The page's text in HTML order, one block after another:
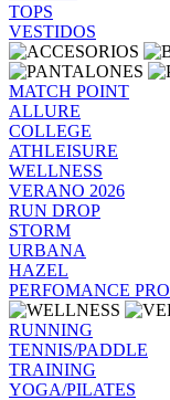
TOPS
VESTIDOS
MATCH POINT
ALLURE
COLLEGE
ATHLEISURE
WELLNESS
VERANO 2026
RUN DROP
STORM
URBANA
HAZEL
PERFOMANCE PRO
RUNNING
TENNIS/PADDLE
TRAINING
YOGA/PILATES